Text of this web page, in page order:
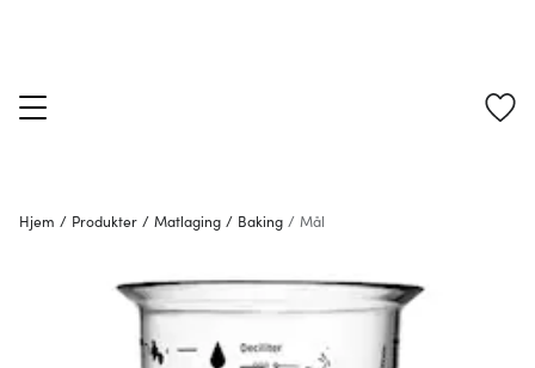
Hjem / Produkter / Matlaging / Baking / Mål